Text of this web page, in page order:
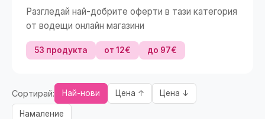
Разгледай най-добрите оферти в тази категория
от водещи онлайн магазини
53 продукта от 12€ до 97€
Сортирай: Най-нови Цена ↑ Цена ↓
Намаление